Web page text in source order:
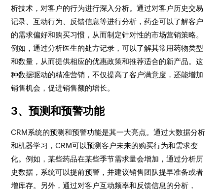
析技术，对客户的行为进行深入分析。通过对客户历史交易
记录、互动行为、反馈信息等进行分析，药企可以了解客户
的需求偏好和购买习惯，从而制定针对性的市场营销策略。
例如，通过分析医生的处方记录，可以了解其常用药物类型
和数量，从而提供相应的优惠政策和推荐适合的新产品。这
种数据驱动的精准营销，不仅提高了客户满意度，还能增加
销售机会，促进销售额的增长。
3、预测和预警功能
CRM系统的预测和预警功能是其一大亮点。通过大数据分析
和机器学习，CRM可以预测客户未来的购买行为和需求变
化。例如，某些药品在某些季节需求量会增加，通过分析历
史数据，系统可以提前预警，并建议销售团队提早准备或者
增库存。另外，通过对客户互动频率和反馈信息的分析，